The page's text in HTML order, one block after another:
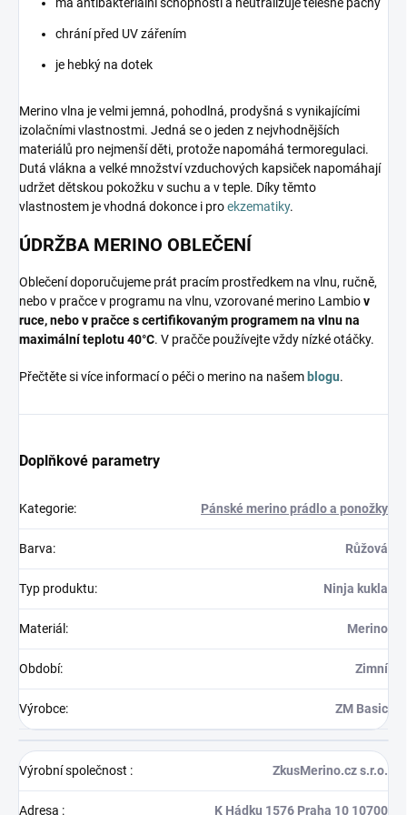
má antibakteriální schopnosti a neutralizuje tělesné pachy
chrání před UV zářením
je hebký na dotek
Merino vlna je velmi jemná, pohodlná, prodyšná s vynikajícími
izolačními vlastnostmi. Jedná se o jeden z nejvhodnějších
materiálů pro nejmenší děti, protože napomáhá termoregulaci.
Dutá vlákna a velké množství vzduchových kapsiček napomáhají
udržet dětskou pokožku v suchu a v teple. Díky těmto
vlastnostem je vhodná dokonce i proekzematiky.
ÚDRŽBA MERINO OBLEČENÍ
Oblečení doporučujeme prát pracím prostředkem na vlnu, ručně,
nebo v pračce v programu na vlnu, vzorované merino Lambiov
ruce, nebo v pračce s certifikovaným programem na vlnu na
maximální teplotu 40°C. V pračče používejte vždy nízké otáčky.
Přečtěte si více informací o péči o merino na našem blogu.
Doplňkové parametry
Kategorie: Pánské merino prádlo a ponožky
Barva: Růžová
Typ produktu: Ninja kukla
Materiál : Merino
Období: Zimní
Výrobce: ZM Basic
Výrobní společnost : ZkusMerino.cz s.r.o.
Adresa : K Hádku 1576 Praha 10 10700